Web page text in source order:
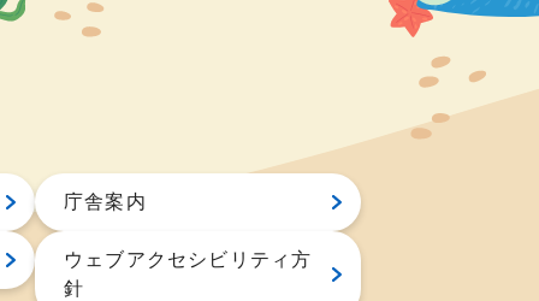
庁舎案内
ウェブアクセシビリティ方
針